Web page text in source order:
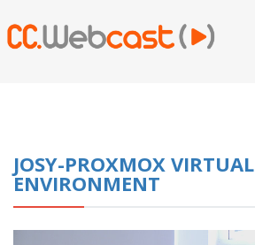
JOSY-PROXMOX VIRTUAL
ENVIRONMENT